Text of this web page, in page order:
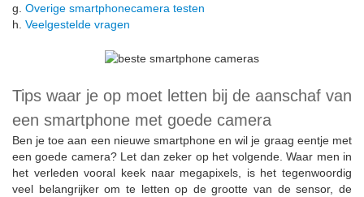
g. Overige smartphonecamera testen
h. Veelgestelde vragen
Tips waar je op moet letten bij de aanschaf van
een smartphone met goede camera
Ben je toe aan een nieuwe smartphone en wil je graag eentje met
een goede camera? Let dan zeker op het volgende. Waar men in
het verleden vooral keek naar megapixels, is het tegenwoordig
veel belangrijker om te letten op de grootte van de sensor, de